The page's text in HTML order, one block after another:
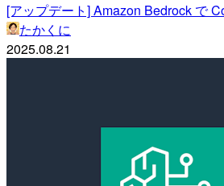
[アップデート] Amazon Bedrock で
たかくに
2025.08.21